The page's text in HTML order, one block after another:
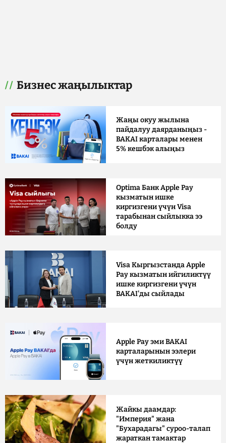
Бизнес жаңылыктар
Жаңы окуу жылына
пайдалуу даярданыңыз -
BAKAI карталары менен
5% кешбэк алыңыз
Optima Банк Apple Pay
кызматын ишке
киргизгени үчүн Visa
тарабынан сыйлыкка ээ
болду
Visa Кыргызстанда Apple
Pay кызматын ийгиликтүү
ишке киргизгени үчүн
BAKAI'ды сыйлады
Apple Pay эми BAKAI
карталарынын ээлери
үчүн жеткиликтүү
Жайкы даамдар:
"Империя" жана
"Бухарадагы" суроо-талап
жараткан тамактар